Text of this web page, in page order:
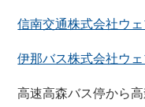
信南交通株式会社ウェ
伊那バス株式会社ウェ
高速高森バス停から